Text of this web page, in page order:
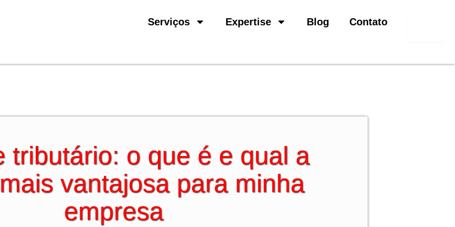
Serviços Expertise Blog Contato
tributário: o que é e qual a
vantajosa para minha
empresa